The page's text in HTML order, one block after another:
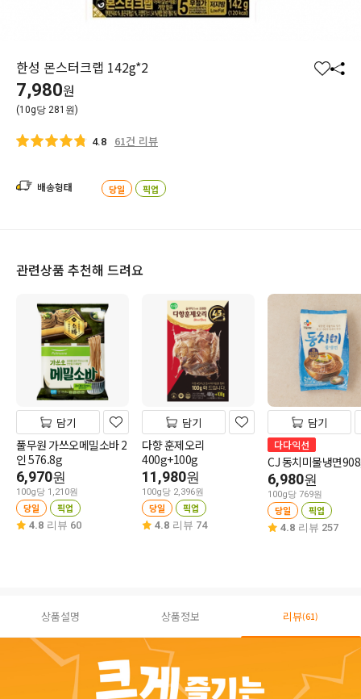
한성 몬스터크랩 142g*2
찜 공
7,980원
(10g당 281원)
4.8 61건 리뷰
배송형태 당일 픽업
관련상품 추천해 드려요
담기
풀무원 가쓰오메밀소바 2
인 576.8g
6,970원
100g당 1,210원
당일 픽업
4.8 리뷰 60
담기
다향 훈제오리
400g+100g
11,980원
100g당 2,396원
당일 픽업
4.8 리뷰 74
담기
다다익선
CJ 동치미물냉면
6,980원
100g당 769원
당일 픽업
4.8 리뷰 257
상품설명 상품정보 리뷰(61)